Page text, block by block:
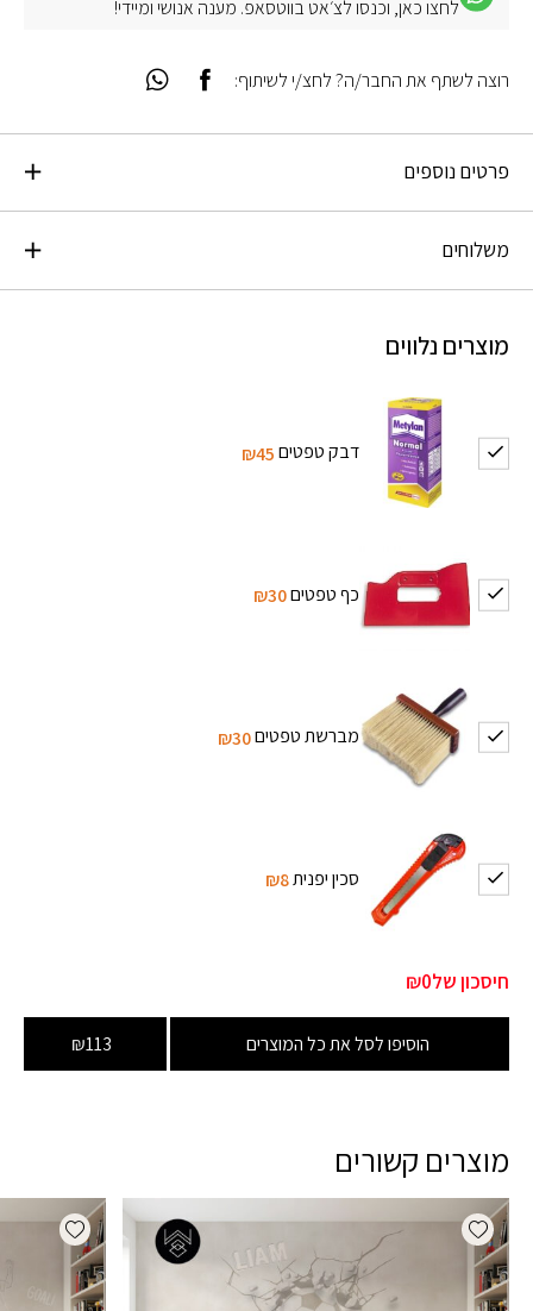
לחצו כאן, וכנסו לצ׳אט בווטסאפ. מענה אנושי ומיידי!
פרטים נוספים
משלוחים
מוצרים נלווים
דבק טפטים₪45
כף טפטים₪30
מברשת טפטים₪30
סכין יפנית₪8
חיסכון של₪0
הוסיפו לסל את כל המוצרים ₪113
רוצה לשתף את החבר/ה? לחצ/י לשיתוף:
מוצרים קשורים
Add wishlist
wishlist